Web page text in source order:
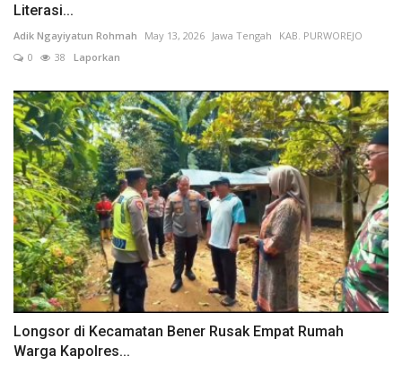
Literasi...
Adik Ngayiyatun Rohmah May 13, 2026 Jawa Tengah
KAB. PURWOREJO
0
38 Laporkan
Longsor di Kecamatan Bener Rusak Empat Rumah
Warga Kapolres...